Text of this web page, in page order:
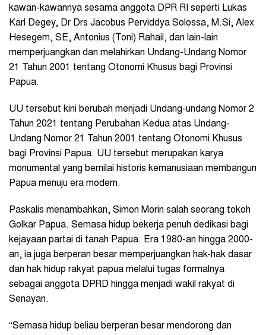
kawan-kawannya sesama anggota DPR RI seperti Lukas
Karl Degey, Dr Drs Jacobus Perviddya Solossa, M.Si, Alex
Hesegem, SE, Antonius (Toni) Rahail, dan lain-lain
memperjuangkan dan melahirkan Undang-Undang Nomor
21 Tahun 2001 tentang Otonomi Khusus bagi Provinsi
Papua.
UU tersebut kini berubah menjadi Undang-undang Nomor 2
Tahun 2021 tentang Perubahan Kedua atas Undang-
Undang Nomor 21 Tahun 2001 tentang Otonomi Khusus
bagi Provinsi Papua. UU tersebut merupakan karya
monumental yang bernilai historis kemanusiaan membangun
Papua menuju era modern.
Paskalis menambahkan, Simon Morin salah seorang tokoh
Golkar Papua. Semasa hidup bekerja penuh dedikasi bagi
kejayaan partai di tanah Papua. Era 1980-an hingga 2000-
an, ia juga berperan besar memperjuangkan hak-hak dasar
dan hak hidup rakyat papua melalui tugas formalnya
sebagai anggota DPRD hingga menjadi wakil rakyat di
Senayan.
“Semasa hidup beliau berperan besar mendorong dan